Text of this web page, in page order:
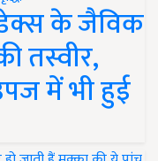
के जैविक
तस्वीर,
में भी हुई